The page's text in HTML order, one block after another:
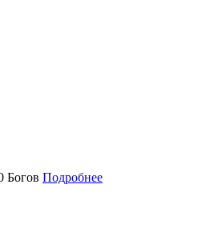
Богов Подробнее